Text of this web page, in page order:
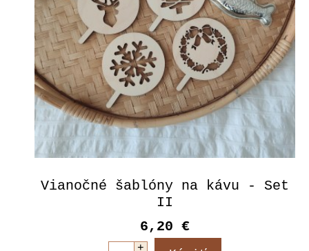
Vianočné šablóny na kávu - Set
II
6,20 €